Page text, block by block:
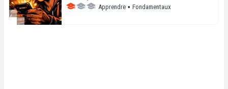
Apprendre ▪ Fondamentaux